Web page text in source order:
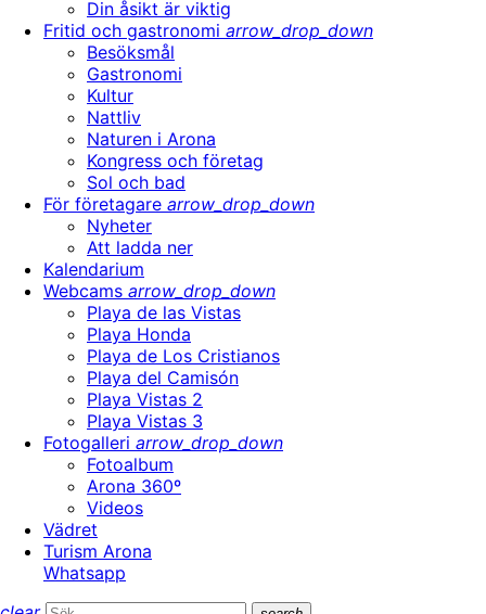
Din åsikt är viktig
Fritid och gastronomi arrow_drop_down
Besöksmål
Gastronomi
Kultur
Nattliv
Naturen i Arona
Kongress och företag
Sol och bad
För företagare arrow_drop_down
Nyheter
Att ladda ner
Kalendarium
Webcams arrow_drop_down
Playa de las Vistas
Playa Honda
Playa de Los Cristianos
Playa del Camisón
Playa Vistas 2
Playa Vistas 3
Fotogalleri arrow_drop_down
Fotoalbum
Arona 360º
Videos
Vädret
Turism Arona
Whatsapp